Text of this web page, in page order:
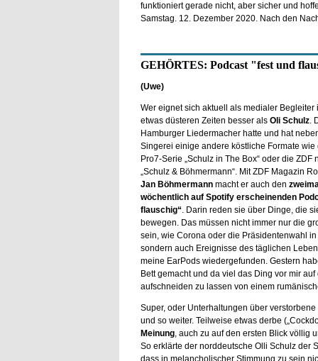
funktioniert gerade nicht, aber sicher und
Samstag. 12. Dezember 2020. Nach den
GEHÖRTES: Podcast "fest und
(Uwe)
Wer eignet sich aktuell als medialer Begleiter
etwas düsteren Zeiten besser als Oli Schulz.
Hamburger Liedermacher hatte und hat
Singerei einige andere köstliche Formate wie
Pro7-Serie „Schulz in The Box“ oder die ZDF
„Schulz & Böhmermann“. Mit ZDF Magazin
Jan Böhmermannmacht er auch den
wöchentlich auf Spotify erscheinenden
flauschig“. Darin reden sie über Dinge, die
bewegen. Das müssen nicht immer nur die
sein, wie Corona oder die Präsidentenwahl in
sondern auch Ereignisse des täglichen
meine EarPods wiedergefunden. Gestern
Bett gemacht und da viel das Ding vor mir
aufschneiden zu lassen von einem
Super, oder Unterhaltungen über
und so weiter. Teilweise etwas derbe
Meinung, auch zu auf den ersten Blick völlig
So erklärte der norddeutsche Olli Schulz der
dass in melancholischer Stimmung zu sein